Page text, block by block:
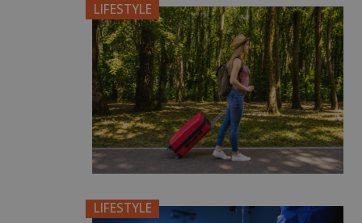
LIFESTYLE
LIFESTYLE